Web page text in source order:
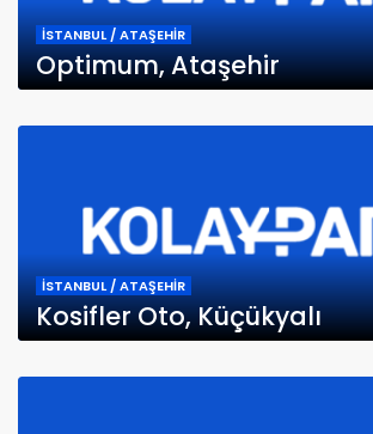
İSTANBUL / ATAŞEHİR
Optimum, Ataşehir
İSTANBUL / ATAŞEHİR
Kosifler Oto, Küçükyalı